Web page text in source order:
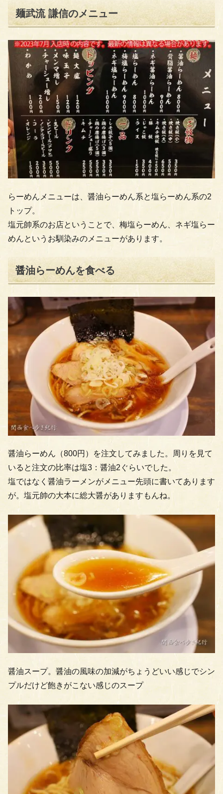
麺武流 謙信のメニュー
らーめんメニューは、醤油らーめん系と塩らーめん系の2
トップ。
塩元帥系のお店ということで、梅塩らーめん、ネギ塩らー
めんというお馴染みのメニューがあります。
醤油らーめんを食べる
醤油らーめん（800円）を注文してみました。周りを見て
いると注文の比率は塩3：醤油2ぐらいでした。
塩ではなく醤油ラーメンがメニュー先頭に書いてあります
が。塩元帥の大本に総大醤がありますもんね。
醤油スープ。醤油の風味の加減がちょうどいい感じでシン
プルだけど飽きがこない感じのスープ